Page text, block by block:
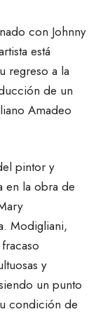
con Johnny
está
regreso a la
de un
Amadeo
pintor y
en la obra de
Modigliani,
y
un punto
condición de